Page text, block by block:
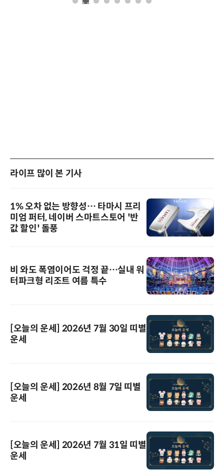
라이프 많이 본 기사
1% 오차 없는 방향성… 타마시 프리
미엄 퍼터, 네이버 스마트스토어 '반
값 할인' 돌풍
비 와도 폭염이어도 걱정 끝…실내 워
터파크형 리조트 여름 특수
[오늘의 운세] 2026년 7월 30일 띠별
운세
[오늘의 운세] 2026년 8월 7일 띠별
운세
[오늘의 운세] 2026년 7월 31일 띠별
운세